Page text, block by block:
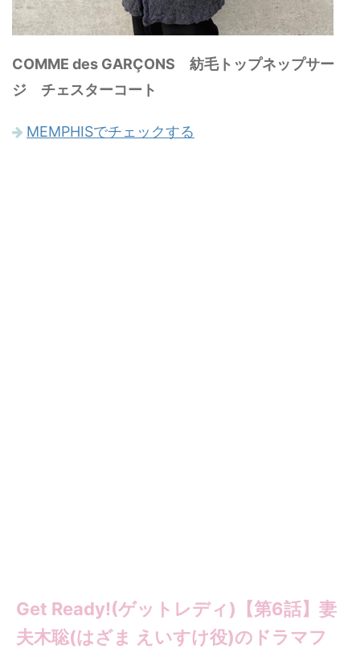
COMME des GARÇONS 紡毛トップネップサー
ジ チェスターコート
MEMPHISでチェックする
Get Ready!(ゲットレディ)【第6話】妻
夫木聡(はざま えいすけ役)のドラマフ